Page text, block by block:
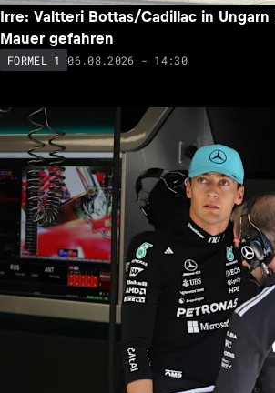
Irre: Valtteri Bottas/Cadillac in
Mauer gefahren
FORMEL 1 06.08.2026 - 14:30